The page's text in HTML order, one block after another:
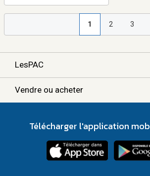
1 2 3
LesPAC
Vendre ou acheter
Télécharger l'application